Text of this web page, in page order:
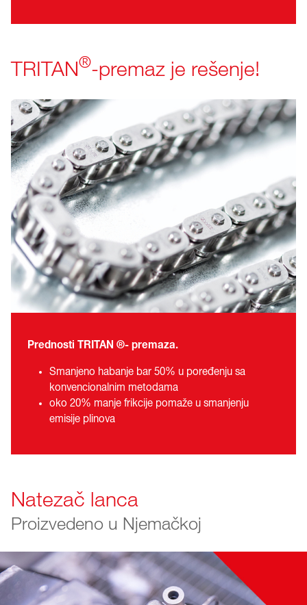
TRITAN®-premaz je rešenje!
Prednosti TRITAN ®- premaza.
Smanjeno habanje bar 50% u poređenju sa
konvencionalnim metodama
oko 20% manje frikcije pomaže u smanjenju
emisije plinova
Natezač lanca
Proizvedeno u Njemačkoj